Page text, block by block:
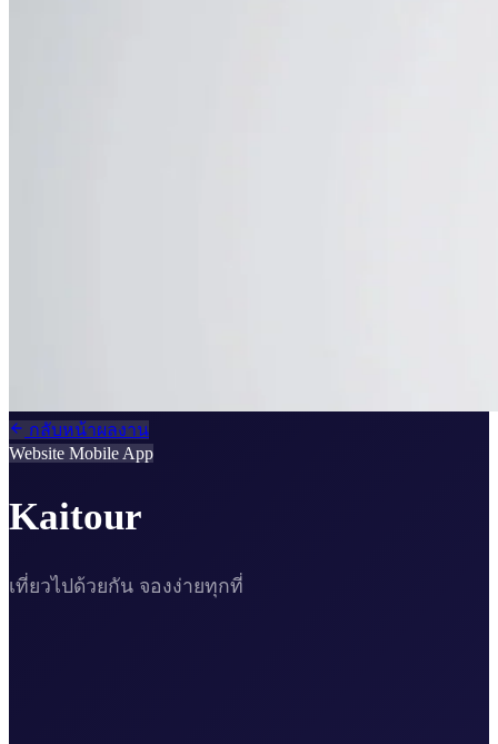
กลับหน้าผลงาน
Website Mobile App
Kaitour
เที่ยวไปด้วยกัน จองง่ายทุกที่